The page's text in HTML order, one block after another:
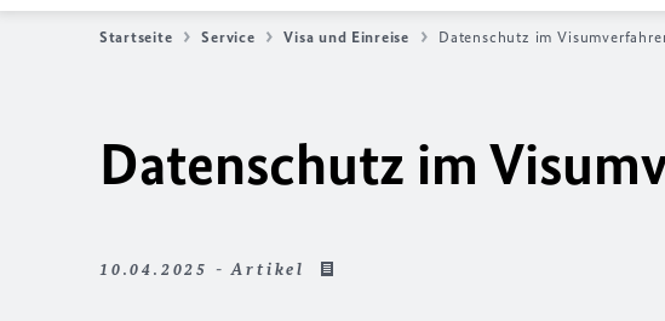
Startseite Service Visa und Einreise Datenschutz im
Datenschutz im
10.04.2025 - Artikel